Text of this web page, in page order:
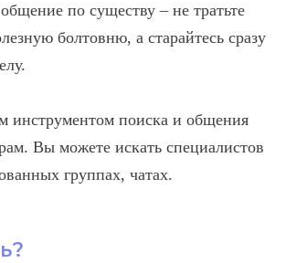
по существу – не тратьте
болтовню, а старайтесь сразу
инструментом поиска и общения
Вы можете искать специалистов
группах, чатах.